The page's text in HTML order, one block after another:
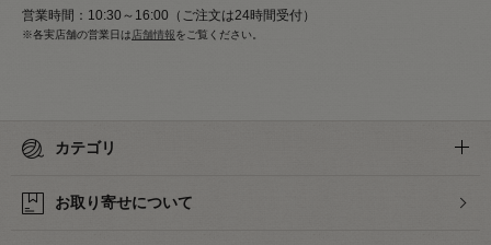
営業時間：10:30～16:00（ご注文は24時間受付）
※各実店舗の営業日は店舗情報をご覧ください。
カテゴリ
お取り寄せについて